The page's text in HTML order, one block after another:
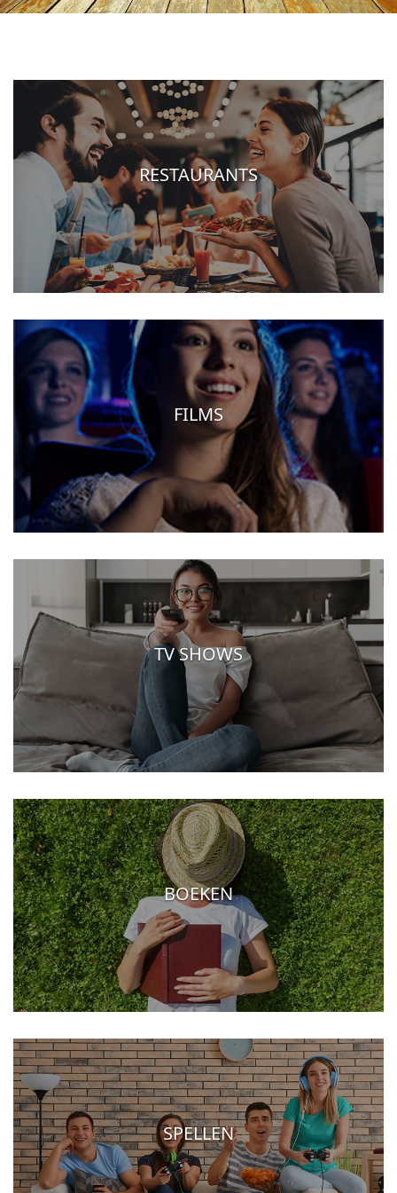
RESTAURANTS
FILMS
TV SHOWS
BOEKEN
SPELLEN